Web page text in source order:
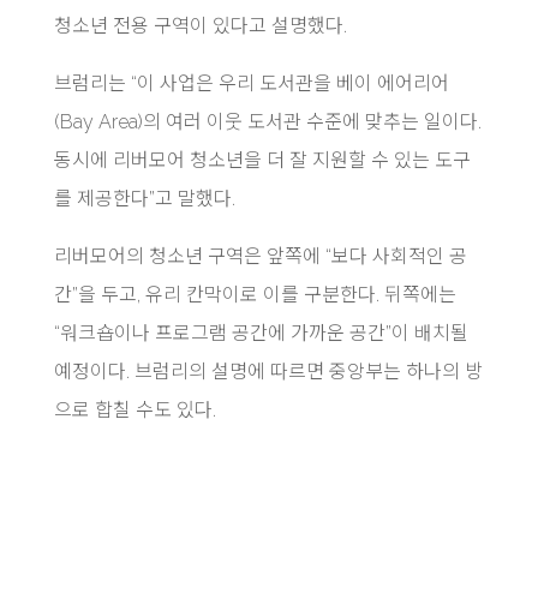
청소년 전용 구역이 있다고 설명했다.
브럼리는 “이 사업은 우리 도서관을 베이 에어리어
(Bay Area)의 여러 이웃 도서관 수준에 맞추는 일이다.
동시에 리버모어 청소년을 더 잘 지원할 수 있는 도구
를 제공한다”고 말했다.
리버모어의 청소년 구역은 앞쪽에 “보다 사회적인 공
간”을 두고, 유리 칸막이로 이를 구분한다. 뒤쪽에는
“워크숍이나 프로그램 공간에 가까운 공간”이 배치될
예정이다. 브럼리의 설명에 따르면 중앙부는 하나의 방
으로 합칠 수도 있다.